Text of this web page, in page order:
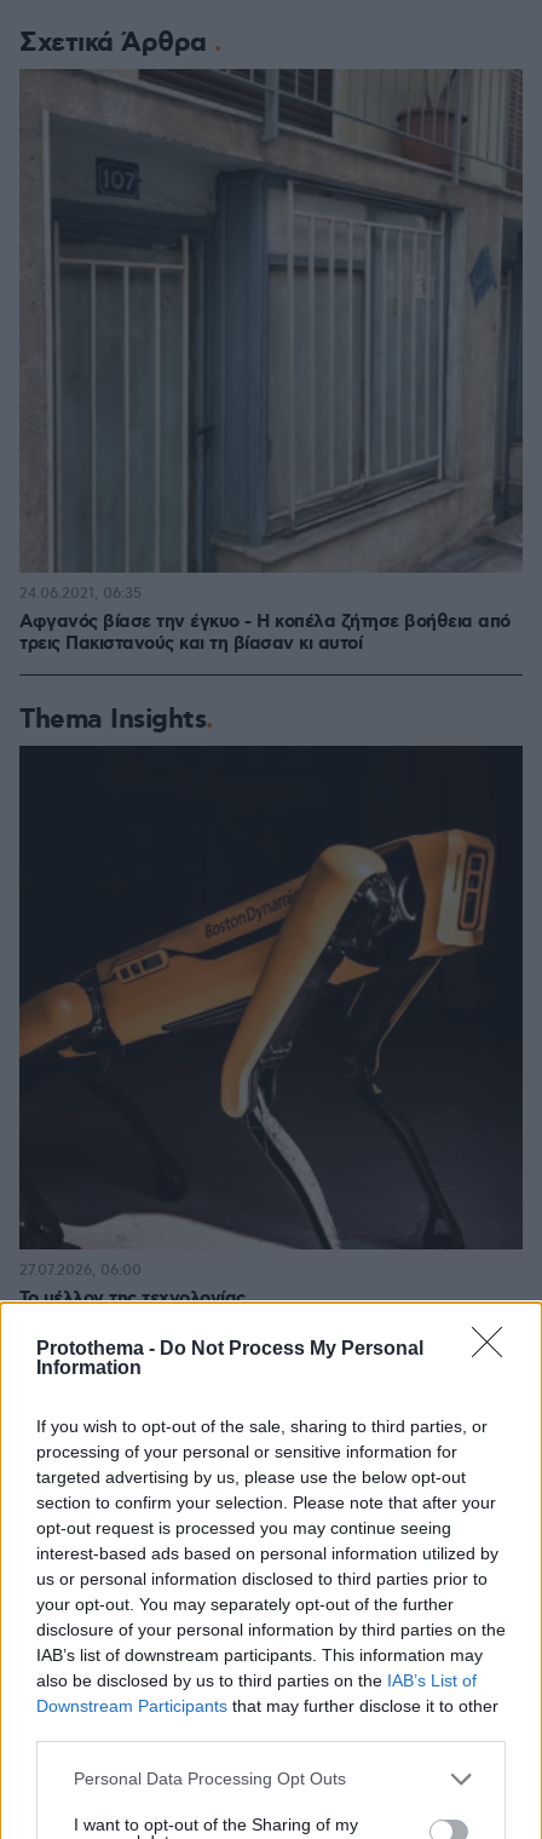
Protothema - Do Not Process My Personal
Information
If you wish to opt-out of the sale, sharing to third parties, or
processing of your personal or sensitive information for
targeted advertising by us, please use the below opt-out
section to confirm your selection. Please note that after your
opt-out request is processed you may continue seeing
interest-based ads based on personal information utilized by
us or personal information disclosed to third parties prior to
your opt-out. You may separately opt-out of the further
disclosure of your personal information by third parties on the
IAB’s list of downstream participants. This information may
also be disclosed by us to third parties on the IAB’s List of
Downstream Participants that may further disclose it to other
Please note that this website/app uses one or more Google
not limited to your visit or usage behaviour. You may click to
Personal Data Processing Opt Outs
I want to opt-out of the Sharing of my
Σχετικά Άρθρα
Αφγανός βίασε την έγκυο - Η κοπέλα ζήτησε βοήθεια από
τρεις Πακιστανούς και τη βίασαν κι αυτοί
24.06.2021, 06:35
Thema Insights
Το μέλλον της τεχνολογίας
27.07.2026, 06:00
03.08.2026, 10:56
Επαγγελματική Εκπαίδευση & Εξειδίκευση: Το Mοντέλο που
σε Bάζει στην Aγορά Eργασίας
26.07.2026, 09:54
ΡΟΗ ΕΙΔΗΣΕΩΝ
Ειδήσεις Δημοφιλή Σχολιασμένα
Οι απογευματινές βουτιές της Μαρίας Σολωμού στη
πριν 10 λεπτά
Μπαρτσελόνα: Ακύρωσε φιλικό παιχνίδι στο Μαρόκο
λόγω της κρίσης στη Θέουτα
πριν 15 λεπτά